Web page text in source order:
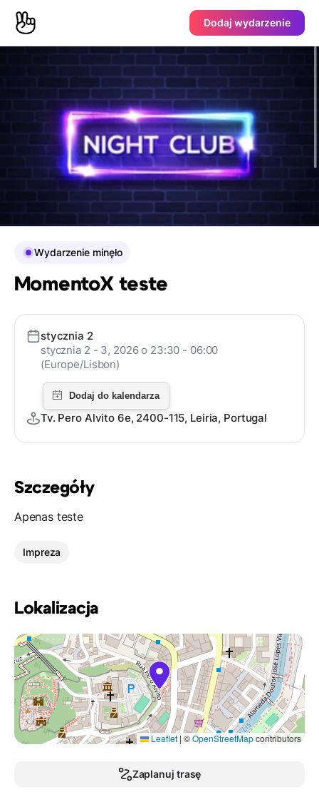
Dodaj wydarzenie
Szczegóły
Apenas teste
Impreza
Lokalizacja
Leaflet | ©OpenStreetMapcontributors
Zaplanuj trasę
Wydarzenie minęło
MomentoX teste
stycznia 2
stycznia 2 - 3, 2026 o 23:30 - 06:00
(Europe/Lisbon)
Tv. Pero Alvito 6e, 2400-115, Leiria, Portugal